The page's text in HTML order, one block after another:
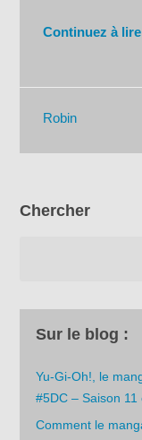
Continuez à
Robin
Chercher
Sur le blog :
Yu-Gi-Oh!, le
#5DC – Saison 11
Comment le